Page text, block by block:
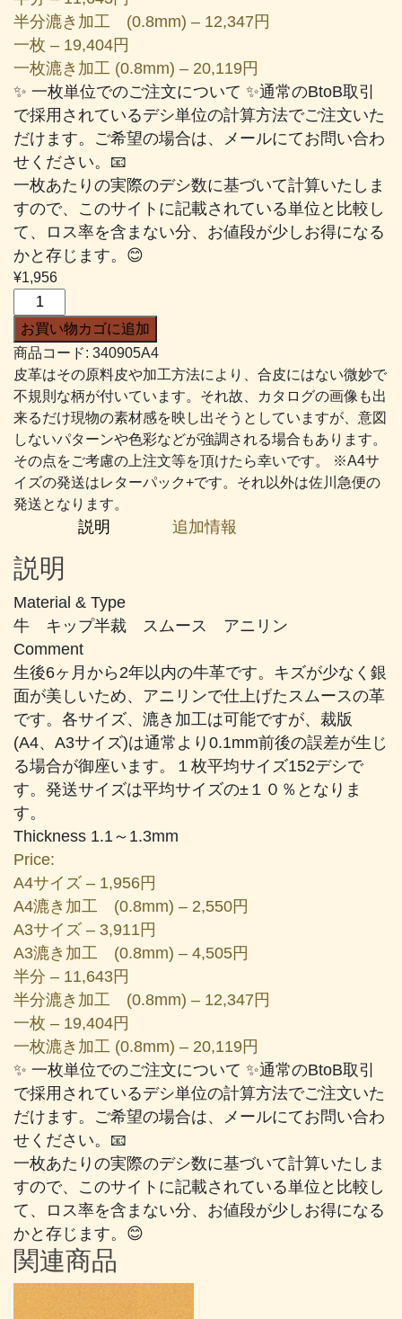
半分漉き加工 (0.8mm) – 12,347円
一枚 – 19,404円
一枚漉き加工 (0.8mm) – 20,119円
✨ 一枚単位でのご注文について ✨通常のBtoB取引
で採用されているデシ単位の計算方法でご注文いた
だけます。ご希望の場合は、メールにてお問い合わ
せください。📧
一枚あたりの実際のデシ数に基づいて計算いたしま
すので、このサイトに記載されている単位と比較し
て、ロス率を含まない分、お値段が少しお得になる
かと存じます。😊
¥1,956
ラ
キ
ッ
プ
#905
濃
い
肌
色
個
お買い物カゴに追加
商品コード: 340905A4
皮革はその原料皮や加工方法により、合皮にはない微妙で
不規則な柄が付いています。それ故、カタログの画像も出
来るだけ現物の素材感を映し出そうとしていますが、意図
しないパターンや色彩などが強調される場合もあります。
その点をご考慮の上注文等を頂けたら幸いです。 ※A4サ
イズの発送はレターパック+です。それ以外は佐川急便の
発送となります。
説明 追加情報
説明
Material & Type
牛 キップ半裁 スムース アニリン
Comment
生後6ヶ月から2年以内の牛革です。キズが少なく銀
面が美しいため、アニリンで仕上げたスムースの革
です。各サイズ、漉き加工は可能ですが、裁版
(A4、A3サイズ)は通常より0.1mm前後の誤差が生じ
る場合が御座います。１枚平均サイズ152デシで
す。発送サイズは平均サイズの±１０％となりま
す。
Thickness 1.1～1.3mm
Price:
A4サイズ – 1,956円
A4漉き加工 (0.8mm) – 2,550円
A3サイズ – 3,911円
A3漉き加工 (0.8mm) – 4,505円
半分 – 11,643円
半分漉き加工 (0.8mm) – 12,347円
一枚 – 19,404円
一枚漉き加工 (0.8mm) – 20,119円
✨ 一枚単位でのご注文について ✨通常のBtoB取引
で採用されているデシ単位の計算方法でご注文いた
だけます。ご希望の場合は、メールにてお問い合わ
せください。📧
一枚あたりの実際のデシ数に基づいて計算いたしま
すので、このサイトに記載されている単位と比較し
て、ロス率を含まない分、お値段が少しお得になる
かと存じます。😊
関連商品